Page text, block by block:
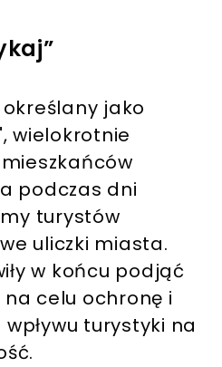
jako
wielokrotnie
podczas dni
turystów
uliczki miasta.
w końcu podjąć
celu ochronę i
turystyki na